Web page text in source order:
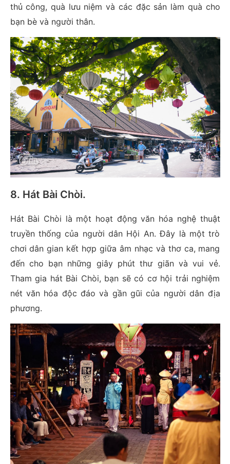
thủ công, quà lưu niệm và các đặc sản làm quà cho
bạn bè và người thân.
8. Hát Bài Chòi.
Hát Bài Chòi là một hoạt động văn hóa nghệ thuật
truyền thống của người dân Hội An. Đây là một trò
chơi dân gian kết hợp giữa âm nhạc và thơ ca, mang
đến cho bạn những giây phút thư giãn và vui vẻ.
Tham gia hát Bài Chòi, bạn sẽ có cơ hội trải nghiệm
nét văn hóa độc đáo và gần gũi của người dân địa
phương.